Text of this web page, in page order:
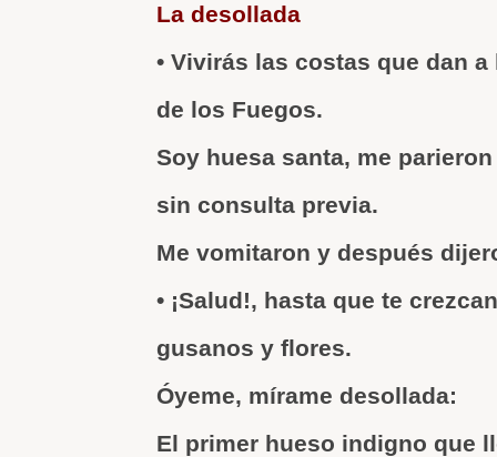
La desollada
• Vivirás las costas que dan a
de los Fuegos.
Soy huesa santa, me
sin consulta previa.
Me vomitaron y después
• ¡Salud!, hasta que te crezcan
gusanos y flores.
Óyeme, mírame desollada:
El primer hueso indigno que